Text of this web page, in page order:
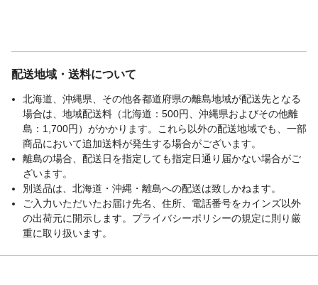
配送地域・送料について
北海道、沖縄県、その他各都道府県の離島地域が配送先となる
場合は、地域配送料（北海道：500円、沖縄県およびその他離
島：1,700円）がかかります。これら以外の配送地域でも、一部
商品において追加送料が発生する場合がございます。
離島の場合、配送日を指定しても指定日通り届かない場合がご
ざいます。
別送品は、北海道・沖縄・離島への配送は致しかねます。
ご入力いただいたお届け先名、住所、電話番号をカインズ以外
の出荷元に開示します。プライバシーポリシーの規定に則り厳
重に取り扱います。